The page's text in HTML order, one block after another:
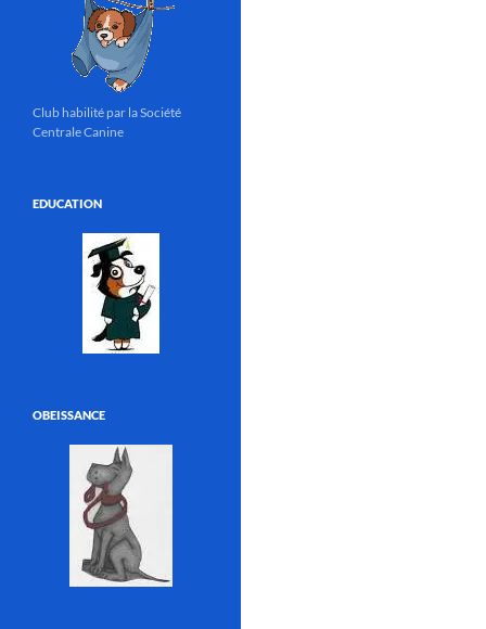
Club habilité par la Société
Centrale Canine
EDUCATION
OBEISSANCE